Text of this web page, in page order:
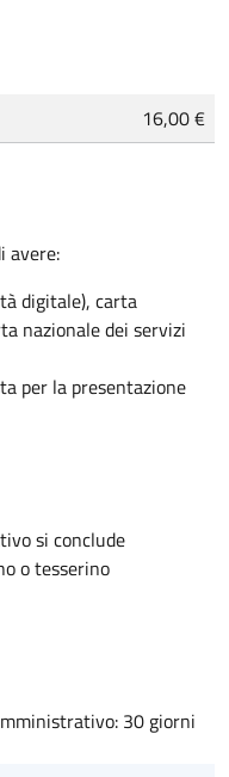
16,00 €
avere:
digitale), carta
nazionale dei servizi
per la presentazione
si conclude
o tesserino
30 giorni